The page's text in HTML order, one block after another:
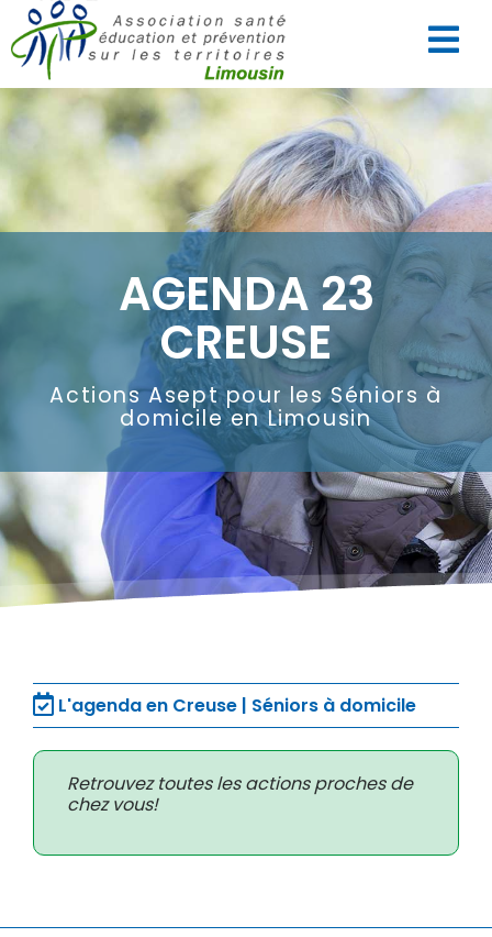
AGENDA 23
CREUSE
Actions Asept pour les Séniors à
domicile en Limousin
L'agenda en Creuse | Séniors à domicile
Retrouvez toutes les actions proches de
chez vous!